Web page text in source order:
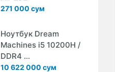
271 000 сум
Ноутбук Dream
Machines i5 10200H /
DDR4 ...
10 622 000 сум